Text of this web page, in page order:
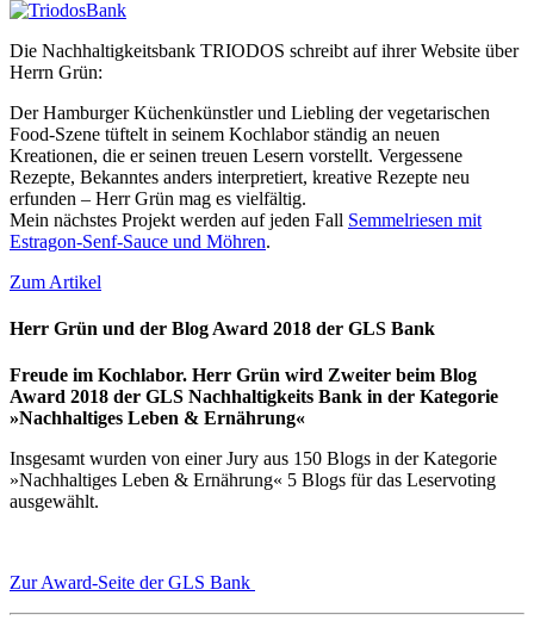
Die Nachhaltigkeitsbank TRIODOS schreibt auf ihrer Website über
Herrn Grün:
Der Hamburger Küchenkünstler und Liebling der vegetarischen
Food-Szene tüftelt in seinem Kochlabor ständig an neuen
Kreationen, die er seinen treuen Lesern vorstellt. Vergessene
Rezepte, Bekanntes anders interpretiert, kreative Rezepte neu
erfunden – Herr Grün mag es vielfältig.
Mein nächstes Projekt werden auf jeden Fall Semmelriesen mit
Estragon-Senf-Sauce und Möhren.
Zum Artikel
Herr Grün und der Blog Award 2018 der GLS Bank
Freude im Kochlabor. Herr Grün wird Zweiter beim Blog
Award 2018 der GLS Nachhaltigkeits Bank in der Kategorie
»Nachhaltiges Leben & Ernährung«
Insgesamt wurden von einer Jury aus 150 Blogs in der Kategorie
»Nachhaltiges Leben & Ernährung« 5 Blogs für das Leservoting
ausgewählt.
Zur Award-Seite der GLS Bank